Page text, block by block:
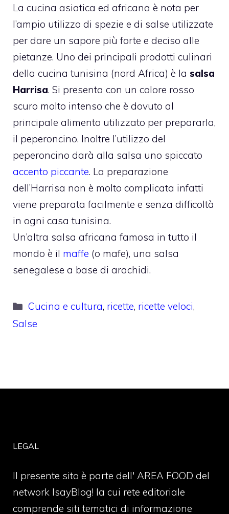
La cucina asiatica ed africana è nota per
l’ampio utilizzo di spezie e di salse utilizzate
per dare un sapore più forte e deciso alle
pietanze. Uno dei principali prodotti culinari
della cucina tunisina (nord Africa) è la salsa
Harrisa. Si presenta con un colore rosso
scuro molto intenso che è dovuto al
principale alimento utilizzato per prepararla,
il peperoncino. Inoltre l’utilizzo del
peperoncino darà alla salsa uno spiccato
accento piccante. La preparazione
dell’Harrisa non è molto complicata infatti
viene preparata facilmente e senza difficoltà
in ogni casa tunisina.
Un’altra salsa africana famosa in tutto il
mondo è il maffe (o mafe), una salsa
senegalese a base di arachidi.
Categorie
Cucina e cultura, ricette, ricette veloci,
Salse
LEGAL
Il presente sito è parte dell' AREA FOOD del
network IsayBlog! la cui rete editoriale
comprende siti tematici di informazione